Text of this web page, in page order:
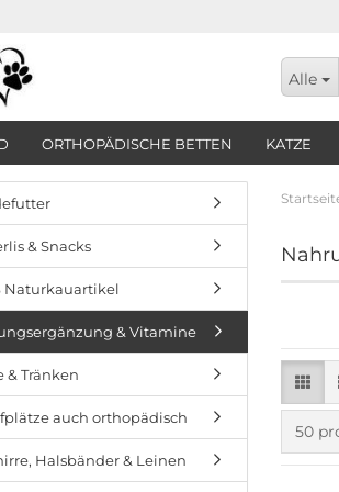
Alle
ORTHOPÄDISCHE BETTEN KATZE
50
pro
& Snacks
Naturkauartikel
& Vitamine
& Tränken
auch orthopädisch
Halsbänder & Leinen